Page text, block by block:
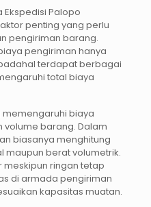
Ekspedisi Palopo
penting yang perlu
pengiriman barang.
pengiriman hanya
terdapat berbagai
total biaya
memengaruhi biaya
barang. Dalam
biasanya menghitung
maupun berat volumetrik.
ringan tetap
di armada pengiriman
kapasitas muatan.